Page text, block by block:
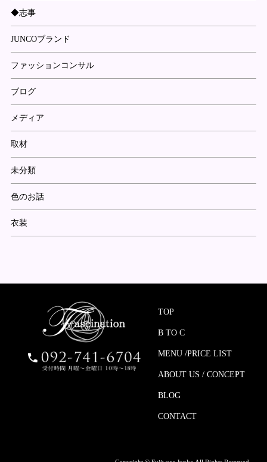
◆志事
JUNCOブランド
ファッションコンサル
ブログ
メディア
取材
未分類
色のお話
衣装
TOP
B TO C
MENU /PRICE LIST
ABOUT US / CONCEPT
BLOG
CONTACT